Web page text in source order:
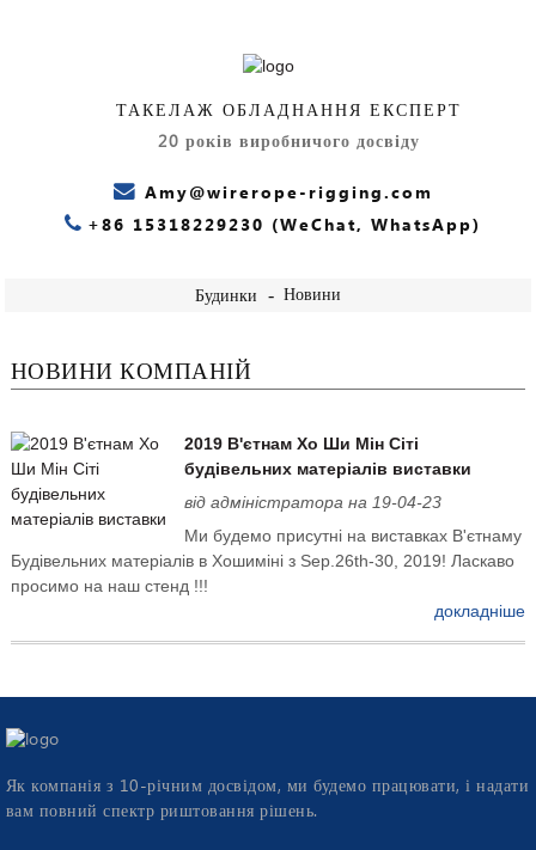
ТАКЕЛАЖ ОБЛАДНАННЯ ЕКСПЕРТ
20 років виробничого досвіду
Amy@wirerope-rigging.com
+86 15318229230 (WeChat, WhatsApp)
Будинки Новини
НОВИНИ КОМПАНІЙ
2019 В'єтнам Хо Ши Мін Сіті
будівельних матеріалів виставки
від адміністратора на 19-04-23
Ми будемо присутні на виставках В'єтнаму
Будівельних матеріалів в Хошиміні з Sep.26th-30, 2019! Ласкаво
просимо на наш стенд !!!
докладніше
Як компанія з 10-річним досвідом, ми будемо працювати, і надати
вам повний спектр риштовання рішень.